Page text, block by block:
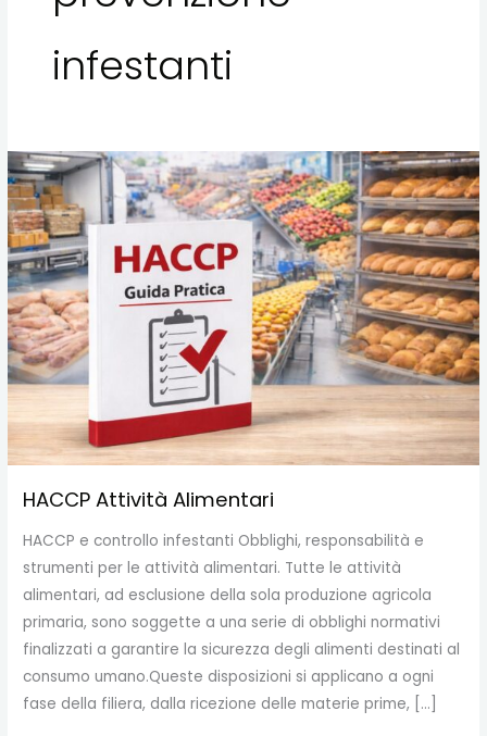
infestanti
HACCP Attività Alimentari
HACCP e controllo infestanti Obblighi, responsabilità e
strumenti per le attività alimentari. Tutte le attività
alimentari, ad esclusione della sola produzione agricola
primaria, sono soggette a una serie di obblighi normativi
finalizzati a garantire la sicurezza degli alimenti destinati al
consumo umano.Queste disposizioni si applicano a ogni
fase della filiera, dalla ricezione delle materie prime, […]
HACCP
Attività
Alimentari